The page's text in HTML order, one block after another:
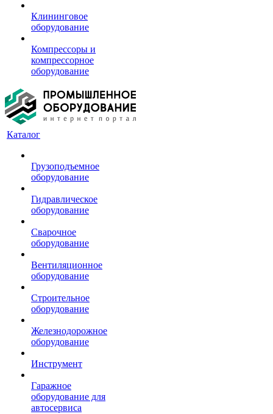
Клининговое
оборудование
Компрессоры и
компрессорное
оборудование
Каталог
Грузоподъемное
оборудование
Гидравлическое
оборудование
Сварочное
оборудование
Вентиляционное
оборудование
Строительное
оборудование
Железнодорожное
оборудование
Инструмент
Гаражное
оборудование для
автосервиса